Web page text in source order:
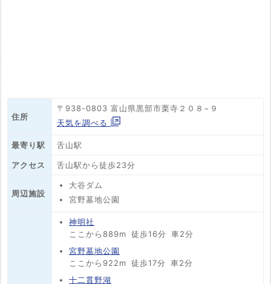
住所
〒938-0803 富山県黒部市栗寺２０８−９
天気を調べる
最寄り駅 舌山駅
アクセス 舌山駅から徒歩23分
周辺施設
大谷ダム
宮野墓地公園
神明社
ここから889m 徒歩16分
車2分
宮野墓地公園
ここから922m 徒歩17分
車2分
十二貫野湖